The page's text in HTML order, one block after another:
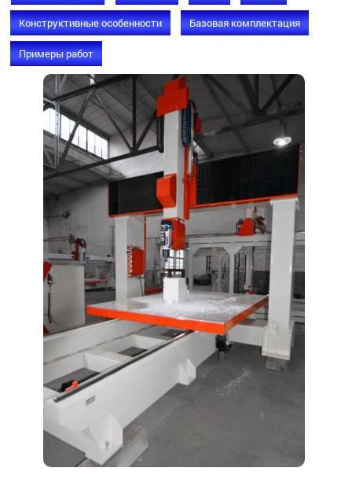
Конструктивные особенности Базовая комплектация
Примеры работ